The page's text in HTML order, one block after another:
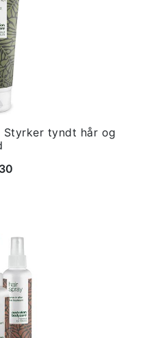
tyndt hår og